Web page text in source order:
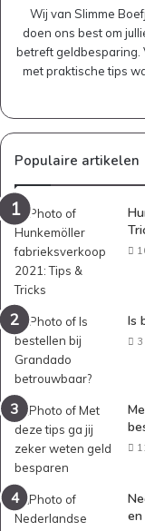
Wij van Slimme
doen ons best om
betreft geldbesparing.
met praktische tips
Populaire artikelen
Is